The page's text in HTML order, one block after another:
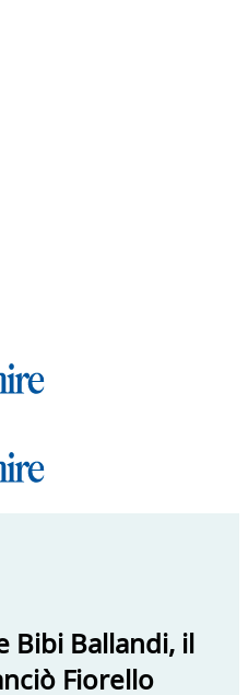
Ballandi, il
Fiorello